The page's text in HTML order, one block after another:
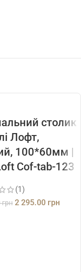
столик
Лофт,
100*60мм |
Cof-tab-123
(1)
грн 2 295.00 грн